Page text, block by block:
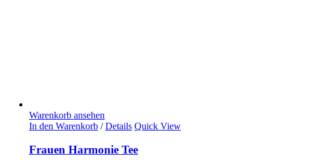
Warenkorb ansehen
In den Warenkorb / Details Quick View
Frauen Harmonie Tee